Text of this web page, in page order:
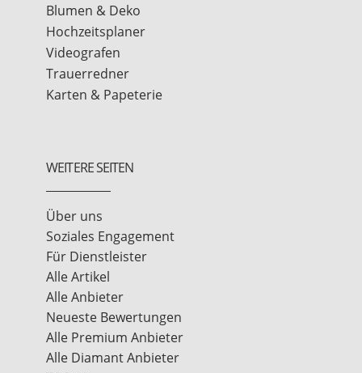
Blumen & Deko
Hochzeitsplaner
Videografen
Trauerredner
Karten & Papeterie
WEITERE SEITEN
Über uns
Soziales Engagement
Für Dienstleister
Alle Artikel
Alle Anbieter
Neueste Bewertungen
Alle Premium Anbieter
Alle Diamant Anbieter